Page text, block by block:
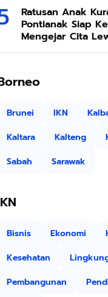
Ratusan Anak
Pontianak Siap
Mengejar Cita
Sekolah Rakyat
Brunei IKN
Kaltara
Kalteng
Sabah
Sarawak
Bisnis Ekonomi
Kesehatan
Pembangunan